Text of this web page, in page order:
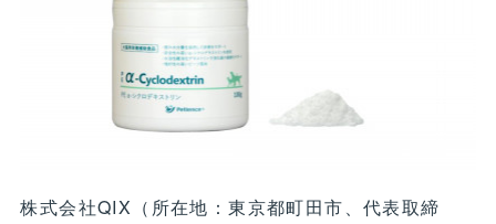
株式会社QIX（所在地：東京都町田市、代表取締